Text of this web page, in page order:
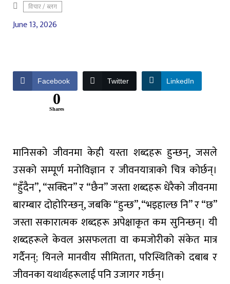
विचार / ब्लग
June 13, 2026
Facebook Twitter LinkedIn
0
Shares
मानिसको जीवनमा केही यस्ता शब्दहरू हुन्छन्, जसले
उसको सम्पूर्ण मनोविज्ञान र जीवनयात्राको चित्र कोर्छन्।
“हुँदैन”, “सक्दिन” र “छैन” जस्ता शब्दहरू धेरैको जीवनमा
बारम्बार दोहोरिन्छन्, जबकि “हुन्छ”, “भइहाल्छ नि” र “छ”
जस्ता सकारात्मक शब्दहरू अपेक्षाकृत कम सुनिन्छन्। यी
शब्दहरूले केवल असफलता वा कमजोरीको संकेत मात्र
गर्दैनन्; यिनले मानवीय सीमितता, परिस्थितिको दबाब र
जीवनका यथार्थहरूलाई पनि उजागर गर्छन्।